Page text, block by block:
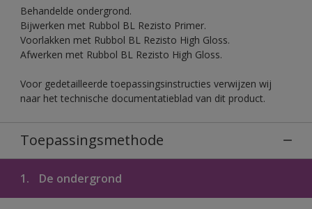
Behandelde ondergrond.
Bijwerken met Rubbol BL Rezisto Primer.
Voorlakken met Rubbol BL Rezisto High Gloss.
Afwerken met Rubbol BL Rezisto High Gloss.
Voor gedetailleerde toepassingsinstructies verwijzen wij
naar het technische documentatieblad van dit product.
Toepassingsmethode
1. De ondergrond